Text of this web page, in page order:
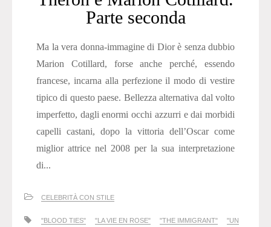
Parte seconda
Ma la vera donna-immagine di Dior è senza dubbio
Marion Cotillard, forse anche perché, essendo
francese, incarna alla perfezione il modo di vestire
tipico di questo paese. Bellezza alternativa dal volto
imperfetto, dagli enormi occhi azzurri e dai morbidi
capelli castani, dopo la vittoria dell’Oscar come
miglior attrice nel 2008 per la sua interpretazione
di...
CELEBRITÀ CON STILE
"BLOOD TIES" "LA VIE EN ROSE" "THE IMMIGRANT"
"UN